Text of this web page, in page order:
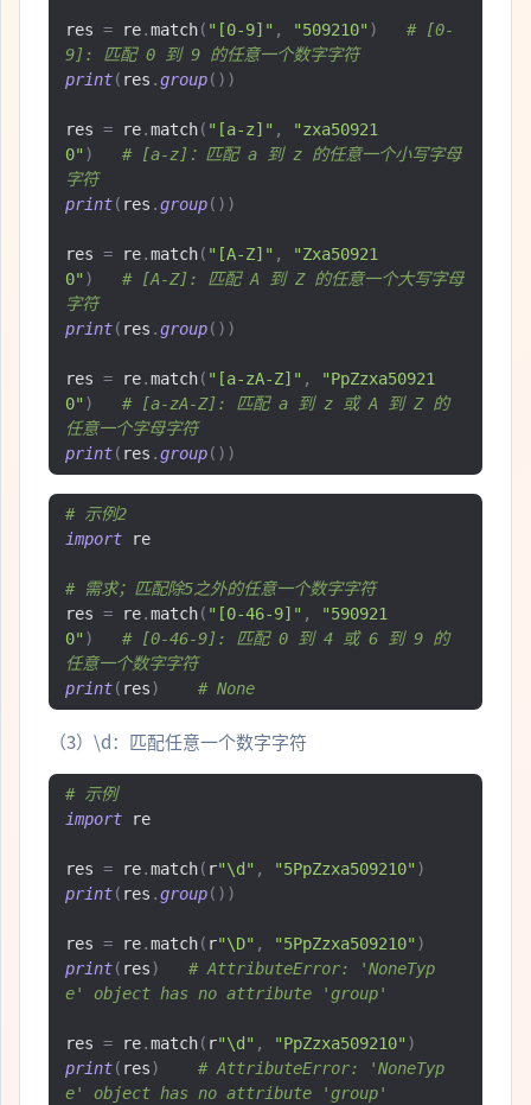
res = re.match( "[0-9]" , "509210" )
# [0-
9]: 匹配 0 到 9 的任意一个数字字符
print( res .group())
res = re.match( "[a-z]" ,
"zxa50921
0" )
# [a-z]：匹配 a 到 z 的任意一个小写字母
字符
print( res .group())
res = re.match( "[A-Z]" ,
"Zxa50921
0" )
# [A-Z]: 匹配 A 到 Z 的任意一个大写字母
字符
print( res .group())
res = re.match( "[a-zA-Z]" ,
"PpZzxa50921
0" )
# [a-zA-Z]: 匹配 a 到 z 或 A 到 Z 的
任意一个字母字符
print( res .group())
# 示例2
import re
# 需求；匹配除5之外的任意一个数字字符
res = re.match( "[0-46-9]" ,
"590921
0" )
# [0-46-9]: 匹配 0 到 4 或 6 到 9 的
任意一个数字字符
print( res) # None
（3）\d：匹配任意一个数字字符
# 示例
import re
res = re.match( r"\d" , "5PpZzxa509210" )
print( res .group())
res = re.match( r"\D" , "5PpZzxa509210" )
print( res)
# AttributeError: 'NoneTyp
e' object has no attribute 'group'
res = re.match( r"\d" , "PpZzxa509210" )
print( res)
# AttributeError: 'NoneTyp
e' object has no attribute 'group'